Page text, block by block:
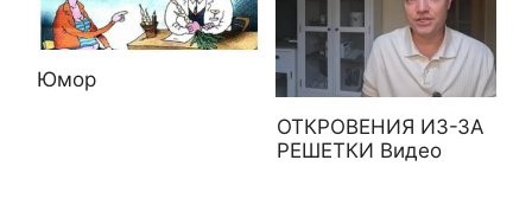
Юмор
ОТКРОВЕНИЯ ИЗ-ЗА
РЕШЕТКИ Видео